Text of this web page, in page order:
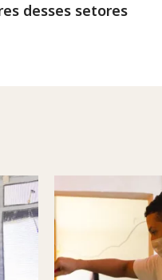
desses setores